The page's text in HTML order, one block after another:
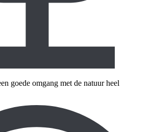
goede omgang met de natuur heel